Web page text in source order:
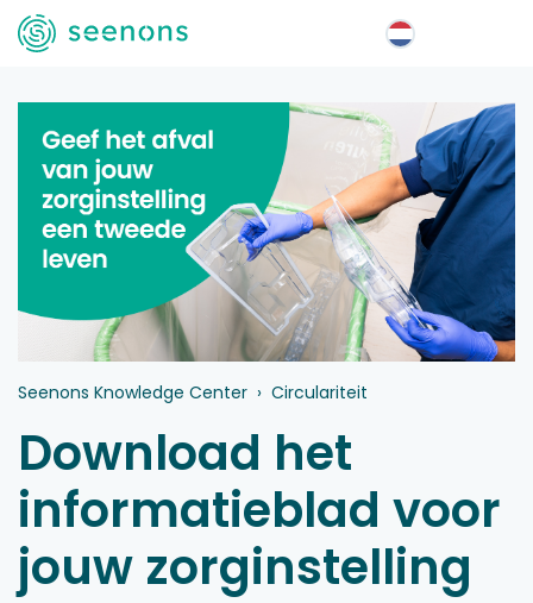
Seenons Knowledge Center Circulariteit
Download het
informatieblad voor
jouw zorginstelling